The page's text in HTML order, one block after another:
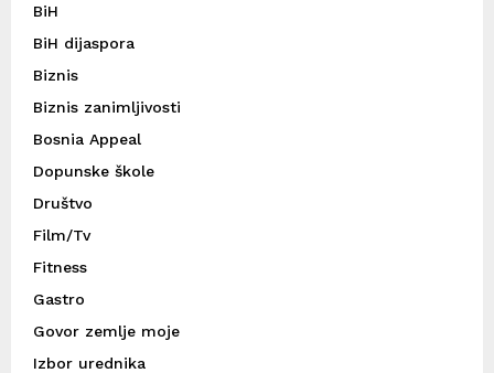
BiH
BiH dijaspora
Biznis
Biznis zanimljivosti
Bosnia Appeal
Dopunske škole
Društvo
Film/Tv
Fitness
Gastro
Govor zemlje moje
Izbor urednika